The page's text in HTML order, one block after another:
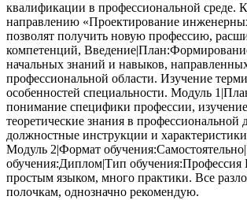
квалификации в профессиональной среде.
направлению «Проектирование
позволят получить новую профессию,
компетенций,
начальных знаний и навыков,
профессиональной области. Изучение
особенностей специальности. Модуль
понимание специфики профессии,
теоретические знания в профессиональной
должностные инструкции и
Модуль 2|Формат
обучения:Диплом|Тип обучения:Профессия
простым языком, много практики. Все
полочкам, однозначно рекомендую.